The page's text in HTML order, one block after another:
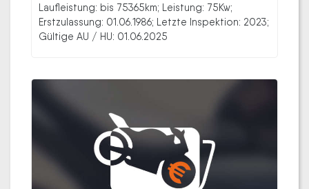
Laufleistung: bis 75365km; Leistung: 75Kw;
Erstzulassung: 01.06.1986; Letzte Inspektion: 2023;
Gültige AU / HU: 01.06.2025